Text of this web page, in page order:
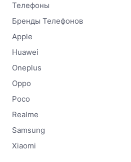
Телефоны
Бренды Телефонов
Apple
Huawei
Oneplus
Oppo
Poco
Realme
Samsung
Xiaomi